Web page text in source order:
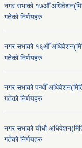
नगर सभाको १७औँ
गतेको निर्णयहरु
नगर सभाको १६औँ
गतेको निर्णयहरु
नगर सभाको पन्धौँ
गतेको निर्णयहरु
नगर सभाको चौधौ
गतेको निर्णयहरु